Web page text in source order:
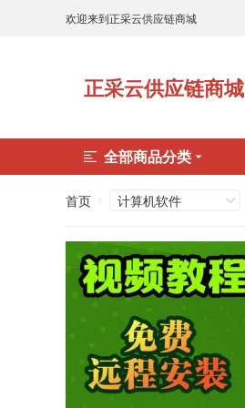
欢迎来到正采云供应链商城
正采云供应链商城
全部商品分类
首页 计算机软件